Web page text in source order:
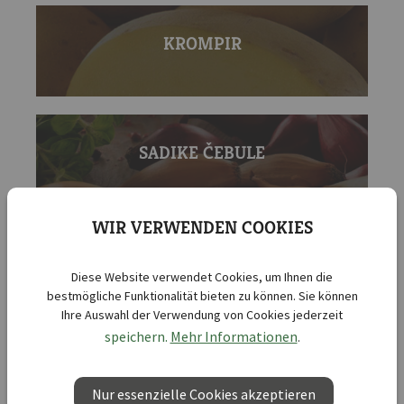
KROMPIR
SADIKE ČEBULE
CVETLIČNE ČEBULICE
SEMENA ROŽ
WIR VERWENDEN COOKIES
Diese Website verwendet Cookies, um Ihnen die
bestmögliche Funktionalität bieten zu können. Sie können
Ihre Auswahl der Verwendung von Cookies jederzeit
speichern. Mehr Informationen.
Nur essenzielle Cookies akzeptieren